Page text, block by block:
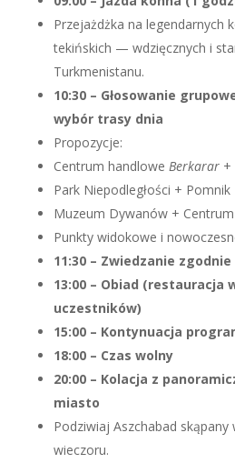
Przejażdżka na legendarnych
tekińskich — wdzięcznych i
Turkmenistanu.
10:30 – Głosowanie
wybór trasy dnia
Propozycje:
Centrum handlowe Berkarar+
Park Niepodległości +
Muzeum Dywanów + Centrum
Punkty widokowe i
11:30 – Zwiedzanie
13:00 – Obiad (restauracja
uczestników)
15:00 – Kontynuacja
18:00 – Czas wolny
20:00 – Kolacja z
miasto
Podziwiaj Aszchabad skąpany
wieczoru.